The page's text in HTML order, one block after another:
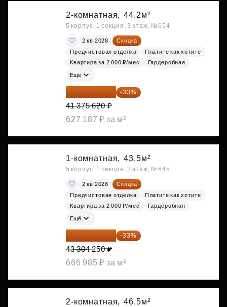
2-комнатная, 44.2м²
5 корпус, 1 секция, 3 этаж, №654
2 кв 2028
Скидка
Предчистовая отделка
Платите как хотите
Квартира за 2 000 ₽/мес
Гардеробная
Ещё
27 721 665 ₽ -33%
41 375 620 ₽
627 187 ₽ за м²
1-комнатная, 43.5м²
5 корпус, 1 секция, 2 этаж, №645
2 кв 2028
Скидка
Предчистовая отделка
Платите как хотите
Квартира за 2 000 ₽/мес
Гардеробная
Ещё
29 013 848 ₽ -33%
43 304 250 ₽
666 985 ₽ за м²
2-комнатная, 46.5м²